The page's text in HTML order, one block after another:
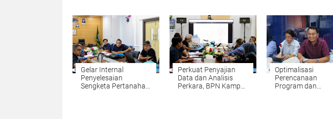
sebagai Penguatan
Budaya Kerja
Organisasi
2026 yang
diselenggarakan oleh
Ombudsman RI
Tanah Setiap Sabtu
dan Minggu
Gelar Internal
Penyelesaian
Sengketa Pertanahan:
Perkuat Penyajian
Data dan Analisis
Perkara, BPN Kampar
Optimalisasi
Perencanaan
Program dan